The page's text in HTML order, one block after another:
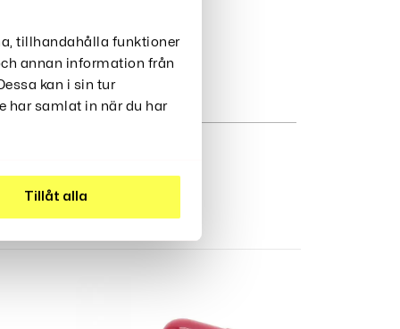
tillhandahålla funktioner
annan information från
kan i sin tur
har samlat in när du har
Tillåt alla